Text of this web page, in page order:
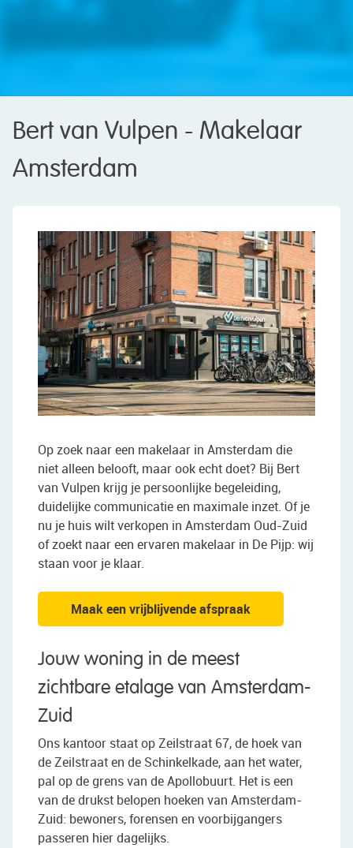
Bert van Vulpen - Makelaar
Amsterdam
Op zoek naar een makelaar in Amsterdam die
niet alleen belooft, maar ook echt doet? Bij Bert
van Vulpen krijg je persoonlijke begeleiding,
duidelijke communicatie en maximale inzet. Of je
nu je huis wilt verkopen in Amsterdam Oud-Zuid
of zoekt naar een ervaren makelaar in De Pijp: wij
staan voor je klaar.
Maak een vrijblijvende afspraak
Jouw woning in de meest
zichtbare etalage van Amsterdam-
Zuid
Ons kantoor staat op Zeilstraat 67, de hoek van
de Zeilstraat en de Schinkelkade, aan het water,
pal op de grens van de Apollobuurt. Het is een
van de drukst belopen hoeken van Amsterdam-
Zuid: bewoners, forensen en voorbijgangers
passeren hier dagelijks.